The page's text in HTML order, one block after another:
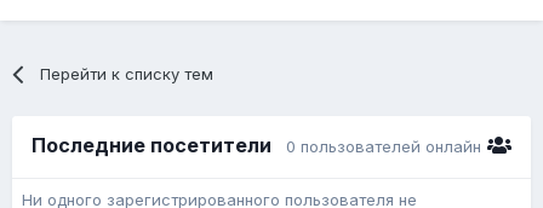
Перейти к списку тем
Последние посетители 0 пользователей онлайн
Ни одного зарегистрированного пользователя не